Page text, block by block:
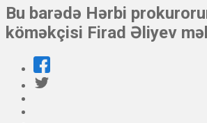
Bu barədə Hərbi
köməkçisi Firad Əliyev